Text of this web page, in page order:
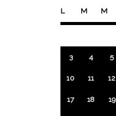
L M M
3 4 5
10 11 12
17 18 19